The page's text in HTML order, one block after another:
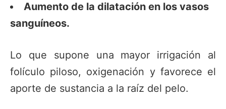
Aumento de la dilatación en los vasos
sanguíneos.
Lo que supone una mayor irrigación al
folículo piloso, oxigenación y favorece el
aporte de sustancia a la raíz del pelo.